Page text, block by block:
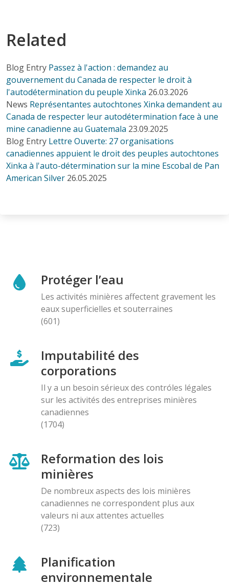
Related
Blog Entry Passez à l'action : demandez au
gouvernement du Canada de respecter le droit à
l'autodétermination du peuple Xinka 26.03.2026
News Représentantes autochtones Xinka demandent au
Canada de respecter leur autodétermination face à une
mine canadienne au Guatemala 23.09.2025
Blog Entry Lettre Ouverte: 27 organisations
canadiennes appuient le droit des peuples autochtones
Xinka à l'auto-détermination sur la mine Escobal de Pan
American Silver 26.05.2025
Protéger l’eau
Les activités minières affectent gravement les
eaux superficielles et souterraines
(601)
Imputabilité des
corporations
Il y a un besoin sérieux des contróles légales
sur les activités des entreprises minières
canadiennes
(1704)
Reformation des lois
minières
De nombreux aspects des lois minières
canadiennes ne correspondent plus aux
valeurs ni aux attentes actuelles
(723)
Planification
environnementale